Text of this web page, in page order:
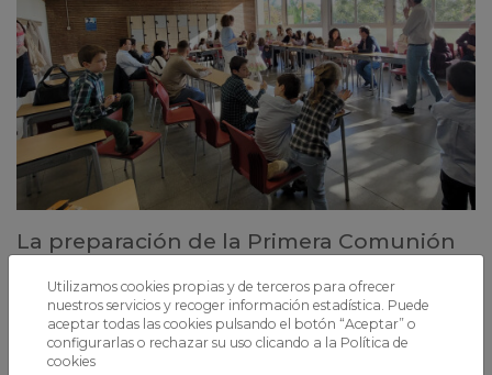
La preparación de la Primera Comunión
Una actividad que combina sesiones formativas para padres e hijos
con la celebración de la Eucaristía, fomentando una vivencia más
cercana y enriquecedora de la fe en familia.
Utilizamos cookies propias y de terceros para ofrecer
nuestros servicios y recoger información estadística. Puede
aceptar todas las cookies pulsando el botón “Aceptar” o
configurarlas o rechazar su uso clicando a la Política de
cookies